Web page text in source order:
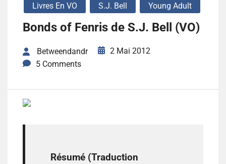
Livres En VO S.J. Bell Young Adult
Bonds of Fenris de S.J. Bell (VO)
Betweendandr
2 Mai 2012
5 Comments
Résumé (Traduction